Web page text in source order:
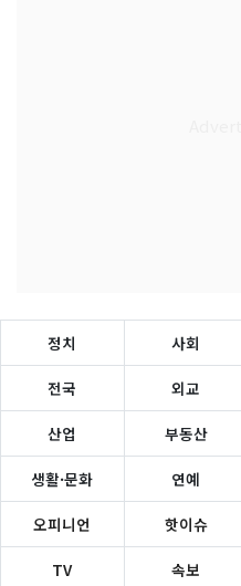
정치 사회
전국 외교
산업 부동산
생활·문화 연예
오피니언 핫이슈
TV 속보